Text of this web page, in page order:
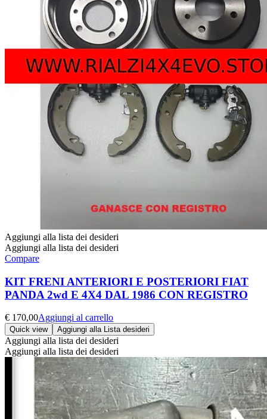
Aggiungi alla lista dei desideri
Aggiungi alla lista dei desideri
Compare
KIT FRENI ANTERIORI E POSTERIORI FIAT
PANDA 2wd E 4X4 DAL 1986 CON REGISTRO
€ 170,00Aggiungi al carrello
Quick view Aggiungi alla Lista desideri
Aggiungi alla lista dei desideri
Aggiungi alla lista dei desideri